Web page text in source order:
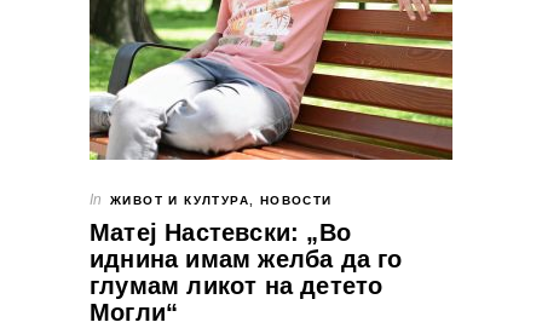
In ЖИВОТ И КУЛТУРА, НОВОСТИ
Матеј Настевски: „Во
иднина имам желба да го
глумам ликот на детето
Могли“